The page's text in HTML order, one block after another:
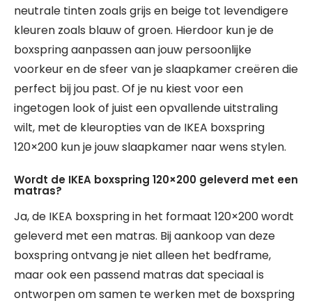
neutrale tinten zoals grijs en beige tot levendigere
kleuren zoals blauw of groen. Hierdoor kun je de
boxspring aanpassen aan jouw persoonlijke
voorkeur en de sfeer van je slaapkamer creëren die
perfect bij jou past. Of je nu kiest voor een
ingetogen look of juist een opvallende uitstraling
wilt, met de kleuropties van de IKEA boxspring
120×200 kun je jouw slaapkamer naar wens stylen.
Wordt de IKEA boxspring 120×200 geleverd met een
matras?
Ja, de IKEA boxspring in het formaat 120×200 wordt
geleverd met een matras. Bij aankoop van deze
boxspring ontvang je niet alleen het bedframe,
maar ook een passend matras dat speciaal is
ontworpen om samen te werken met de boxspring